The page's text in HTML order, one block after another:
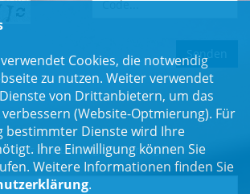
aus dem Landtag und der Region.
Cookies, die notwendig
zu nutzen. Weiter verwendet
von Drittanbietern, um das
(Website-Optmierung). Für
bestimmter Dienste wird Ihre
Ihre Einwilligung können Sie
Weitere Informationen finden Sie
.